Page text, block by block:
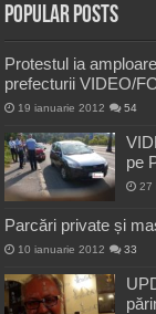
Popular Posts
Protestul ia
prefecturii VIDEO/
19 ianuarie 2012 54
pe
27
Parcări private și
10 ianuarie 2012 33